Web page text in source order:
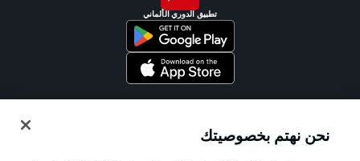
تطبيق الدوري الألماني
نحن نهتم بخصوصيتك